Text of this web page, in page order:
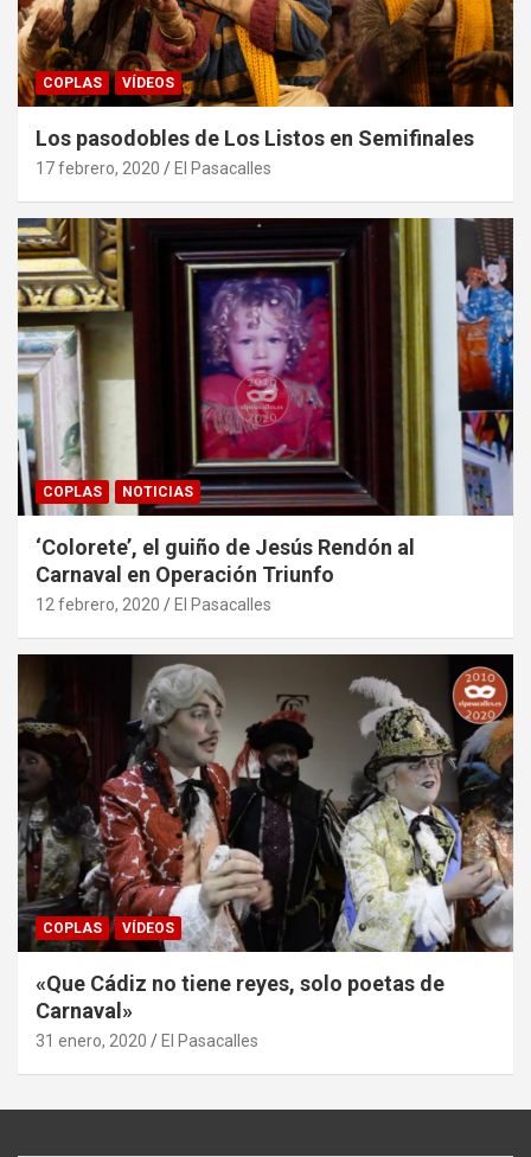
COPLAS VÍDEOS
Los pasodobles de Los Listos en Semifinales
17 febrero, 2020 El Pasacalles
COPLAS NOTICIAS
‘Colorete’, el guiño de Jesús Rendón al
Carnaval en Operación Triunfo
12 febrero, 2020 El Pasacalles
COPLAS VÍDEOS
«Que Cádiz no tiene reyes, solo poetas de
Carnaval»
31 enero, 2020 El Pasacalles